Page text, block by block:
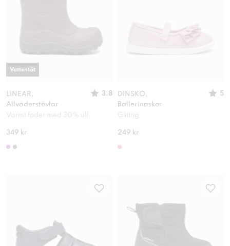
LINEAR,
Allväderstövlar
3.8
Varmt foder med 30% ull
349 kr
Vattentät
DINSKO,
Ballerinaskor
5
Glittrig
249 kr